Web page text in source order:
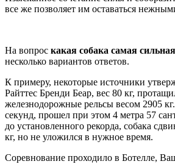
все же позволяет им оставаться
На вопрос какая собака самая
несколько вариантов ответов.
К примеру, некоторые источники
Райттес Бренди Беар, вес 80 кг,
железнодорожные рельсы весом 2905
секунд, прошел при этом 4 метра 57
до установленного рекорда, собака
кг, но не уложился в нужное время.
Соревнование проходило в Ботелле,